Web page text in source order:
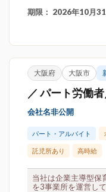
期限： 2026年10月
大阪府 大阪市
／ パート労働
会社名非公開
パート・アルバイト
託児所あり 高時給
当社は企業主導型保
を3事業所を運営し